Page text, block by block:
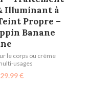
Illuminant à
Propre –
Banane
le corps ou crème
usages
29.99€